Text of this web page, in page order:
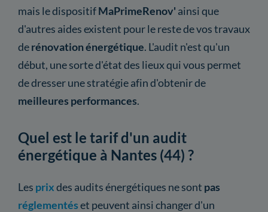
mais le dispositifMaPrimeRenov' ainsi que
d'autres aides existent pour le reste de vos travaux
derénovation énergétique. L'audit n'est qu'un
début, une sorte d'état des lieux qui vous permet
de dresser une stratégie afin d'obtenir de
meilleures performances.
Quel est le tarif d'un audit
énergétique à Nantes (44) ?
Les prixdes audits énergétiques ne sont pas
réglementéset peuvent ainsi changer d'un